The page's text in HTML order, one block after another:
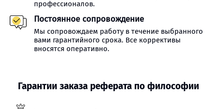
профессионалов.
Постоянное сопровождение
Мы сопровождаем работу в течение выбранного
вами гарантийного срока. Все коррективы
вносятся оперативно.
Гарантии заказа реферата по философии